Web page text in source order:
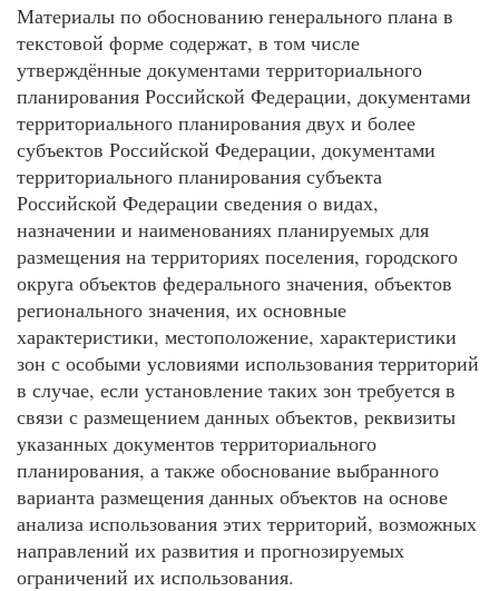
Материалы по обоснованию генерального плана в
текстовой форме содержат, в том числе
утверждённые документами территориального
планирования Российской Федерации, документами
территориального планирования двух и более
субъектов Российской Федерации, документами
территориального планирования субъекта
Российской Федерации сведения о видах,
назначении и наименованиях планируемых для
размещения на территориях поселения, городского
округа объектов федерального значения, объектов
регионального значения, их основные
характеристики, местоположение, характеристики
зон с особыми условиями использования территорий
в случае, если установление таких зон требуется в
связи с размещением данных объектов, реквизиты
указанных документов территориального
планирования, а также обоснование выбранного
варианта размещения данных объектов на основе
анализа использования этих территорий, возможных
направлений их развития и прогнозируемых
ограничений их использования.